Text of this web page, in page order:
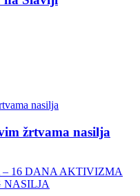
žrtvama nasilјa